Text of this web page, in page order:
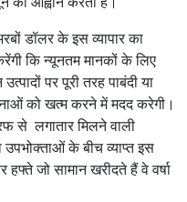
डॉलर के इस व्यापार का
कि न्यूनतम मानकों के लिए
पर पूरी तरह पाबंदी या
को खत्म करने में मदद करेगी।
से लगातार मिलने वाली
के बीच व्याप्त इस
जो सामान खरीदते हैं वे वर्षा